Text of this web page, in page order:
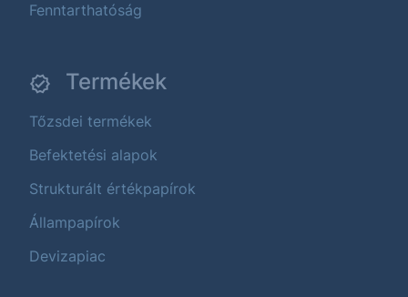
Fenntarthatóság
Termékek
Tőzsdei termékek
Befektetési alapok
Strukturált értékpapírok
Állampapírok
Devizapiac